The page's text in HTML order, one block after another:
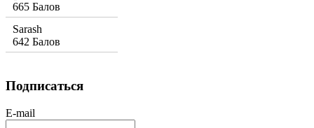
665 Балов
Sarash
642 Балов
Подписаться
E-mail